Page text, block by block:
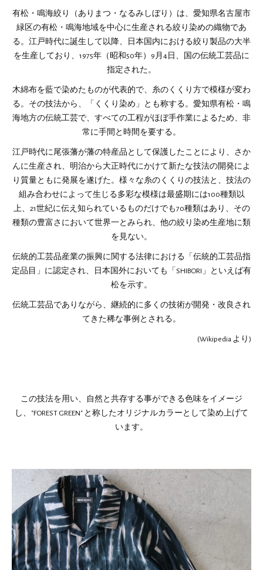
有松・鳴海絞り（ありまつ・なるみしぼり）は、愛知県名古屋市
緑区の有松・鳴海地域を中心に生産される絞り染めの織物であ
る。江戸時代に誕生して以降、日本国内における絞り製品の大半
を生産しており、1975年（昭和50年）9月4日、国の伝統工芸品に
指定された。
木綿布を藍で染めたものが代表的で、糸のくくり方で模様が変わ
る。その技法から、「くくり染め」とも称する。愛知県有松・鳴
海地方の伝統工芸で、すべての工程がほぼ手作業によるため、非
常に手間と時間を要する。
江戸時代に尾張藩が藩の特産品として保護したことにより、さか
んに生産され、明治から大正時代にかけて新たな技法の開発によ
り質量ともに発展を遂げた。様々な糸のくくりの技法と、技法の
組み合わせによって生じる多彩な模様は最盛期には100種類以
上、21世紀に伝え知られているものだけでも70種類はあり、その
種類の豊富さにおいて世界一とみられ、他の絞り染め生産地に類
を見ない。
伝統的工芸品産業の振興に関する法律における「伝統的工芸品指
定品目」に認定され、日本国外においても「SHIBORI」といえば有
松を示す。
伝統工芸品でありながら、継続的に多くの技術が開発・改良され
てきた稀な事例とされる。
(Wikipedia より)
この技法を用い、自然と共存する事ができる色味をイメージ
し、"FOREST GREEN" と称したオリジナルカラーとして染め上げて
います。